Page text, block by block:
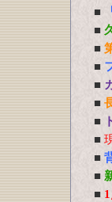
■
■
■
■
■
■
■
■
■
■
■